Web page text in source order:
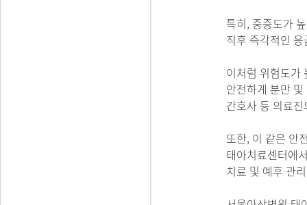
특히, 중증도가
직후 즉각적인
이처럼 위험도가
안전하게 분만
간호사 등 의료
또한, 이 같은 안
태아치료센터에
치료 및 예후 관